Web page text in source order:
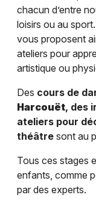
chacun d’entre
loisirs ou au
vous proposent
ateliers pour
artistique ou
Des cours de
Harcouët, des
ateliers pour
théâtre sont au
Tous ces stages
enfants, comme
par des experts.